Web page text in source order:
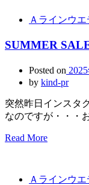
Ａラインウ
SUMMER
Posted on
by kind-pr
突然昨日インスタ
なのですが・・・
Read More
Ａラインウ